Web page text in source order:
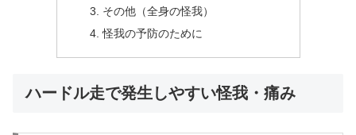
その他（全身の怪我）
怪我の予防のために
ハードル走で発生しやすい怪我・痛み